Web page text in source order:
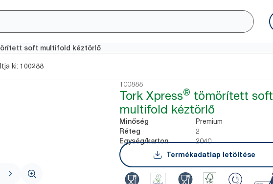
soft multifold kéztörlő
ki: 100288
100888
Tork Xpress® tömörített soft
multifold kéztörlő
Minőség Premium
Réteg 2
Egység/karton
2040
Termékadatlap letöltése